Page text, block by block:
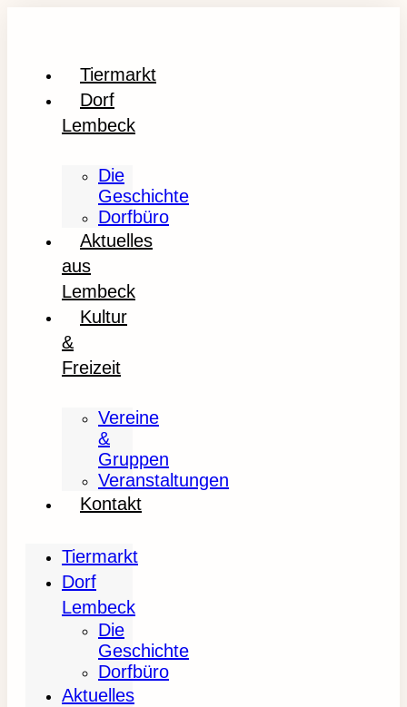
Tiermarkt
Dorf
Lembeck
Die
Geschichte
Dorfbüro
Aktuelles
aus
Lembeck
Kultur
&
Freizeit
Vereine
&
Gruppen
Veranstaltungen
Kontakt
Tiermarkt
Dorf
Lembeck
Die
Geschichte
Dorfbüro
Aktuelles